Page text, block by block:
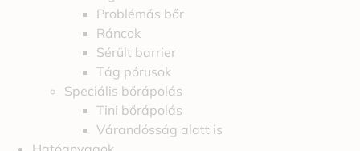
Problémás bőr
Ráncok
Sérült barrier
Tág pórusok
Speciális bőrápolás
Tini bőrápolás
Várandósság alatt is